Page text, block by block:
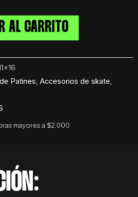
AL CARRITO
Patines, Accesorios de skate,
mayores a $2.000